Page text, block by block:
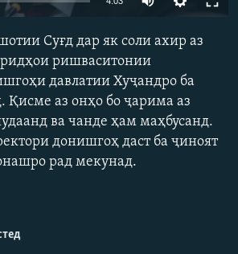
240p 480p
720p 1080p
480p
1080p
Суғд дар як соли ахир аз
ришваситонии
давлатии Хуҷандро ба
Қисме аз онҳо бо ҷарима аз
ва чанде ҳам маҳбусанд.
донишгоҳ даст ба ҷиноят
рад мекунад.